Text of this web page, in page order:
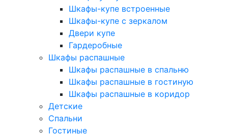
Шкафы-купе встроенные
Шкафы-купе с зеркалом
Двери купе
Гардеробные
Шкафы распашные
Шкафы распашные в спальню
Шкафы распашные в гостиную
Шкафы распашные в коридор
Детские
Спальни
Гостиные